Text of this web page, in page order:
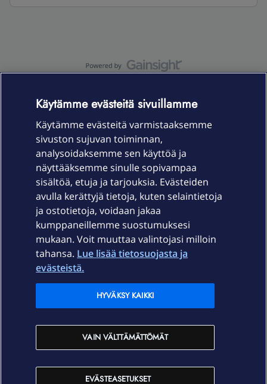
Laitteet & liittymät
Palvelut
Ajankohtaista
Elisa Oyj
In English
Käytämme evästeitä sivuillamme
Käytämme evästeitä varmistaaksemme
sivuston sujuvan toiminnan,
analysoidaksemme sen käyttöä ja
näyttääksemme sinulle sopivampaa
sisältöä, etuja ja tarjouksia. Evästeiden
avulla kerättyjä tietoja, kuten selaintietoja
ja ostotietoja, voidaan jakaa
kumppaneillemme suostumuksesi
mukaan. Voit muuttaa valintojasi milloin
tahansa. Lue lisää tietosuojasta ja
evästeistä.
EVÄSTEASETUKSET
VAIN VÄLTTÄMÄTTÖMÄT
HYVÄKSY KAIKKI